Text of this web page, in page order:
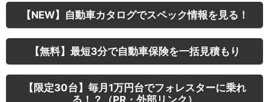
【NEW】自動車カタログでスペック情報を見る！
【無料】最短3分で自動車保険を一括見積もり
【限定30台】毎月1万円台でフォレスターに乗れ
る！？（PR・外部リンク）